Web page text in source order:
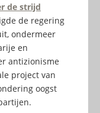
de strijd
de regering
ondermeer
en
antizionisme
project van
oogst